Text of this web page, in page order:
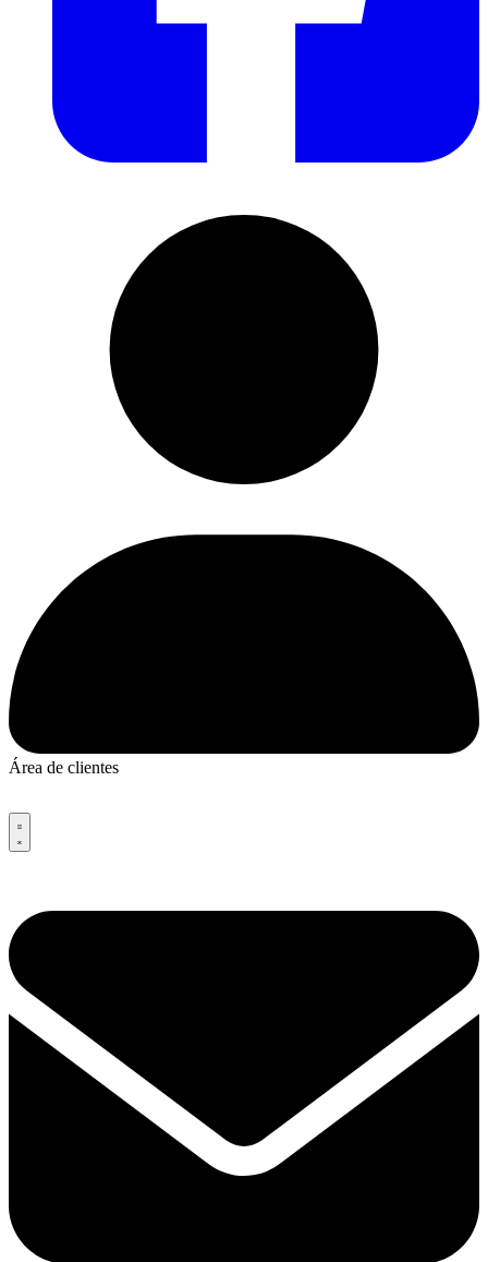
Área de clientes